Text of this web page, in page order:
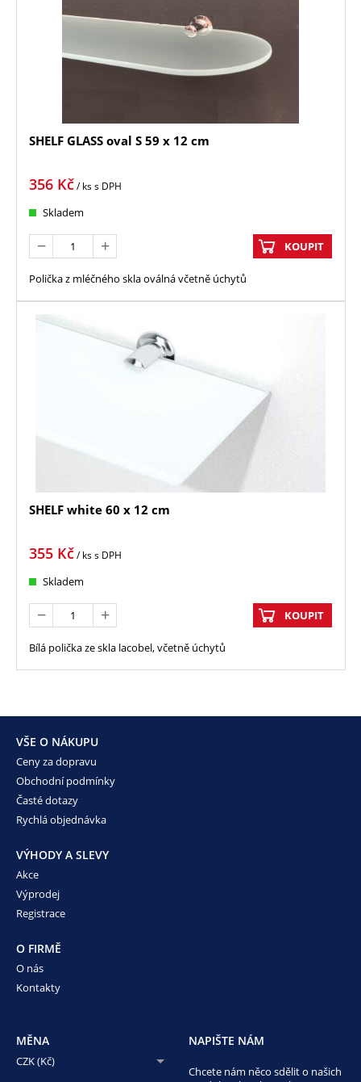
SHELF GLASS oval S 59 x 12 cm
356 Kč/ kss DPH
Skladem
KOUPIT
Polička z mléčného skla oválná včetně úchytů
SHELF white 60 x 12 cm
355 Kč/ kss DPH
Skladem
KOUPIT
Bílá polička ze skla lacobel, včetně úchytů
VŠE O NÁKUPU
Ceny za dopravu
Obchodní podmínky
Časté dotazy
Rychlá objednávka
VÝHODY A SLEVY
Akce
Výprodej
Registrace
O FIRMĚ
O nás
Kontakty
MĚNA
CZK (Kč)
NAPIŠTE NÁM
Chcete nám něco sdělit o našich